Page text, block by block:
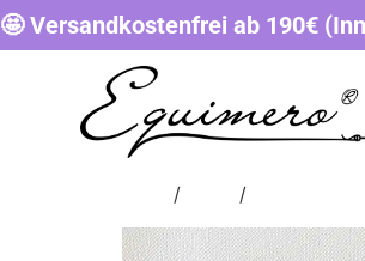
🤩 Versandkostenfrei ab 190€
/ /